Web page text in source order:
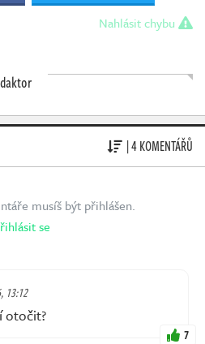
Nahlásit chybu
| 4 KOMENTÁŘŮ
musíš být přihlášen.
se
13:12
otočit?
7